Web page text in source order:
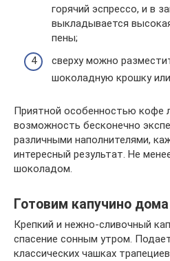
горячий эспрессо, и в
выкладывается
пены;
сверху можно
шоколадную крошку
Приятной особенностью кофе
возможность бесконечно
различными наполнителями,
интересный результат. Не
шоколадом.
Готовим капучино дома
Крепкий и нежно-сливочный
спасение сонным утром.
классических чашках